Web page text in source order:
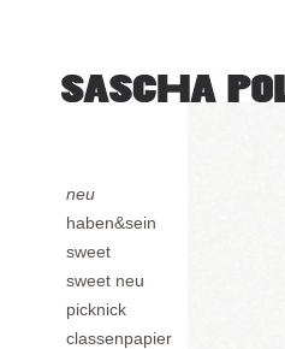
neu
haben&sein
sweet
sweet neu
picknick
classenpapier